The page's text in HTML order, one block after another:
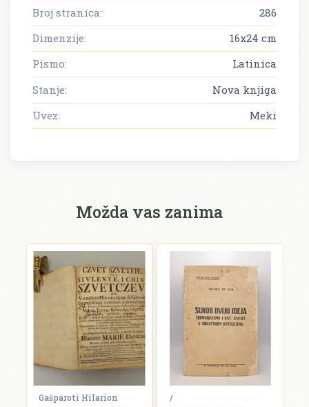
Broj stranica:
286
Dimenzije:
16x24 cm
Pismo:
Latinica
Stanje:
Nova knjiga
Uvez:
Meki
Možda vas zanima
Gašparoti Hilarion /